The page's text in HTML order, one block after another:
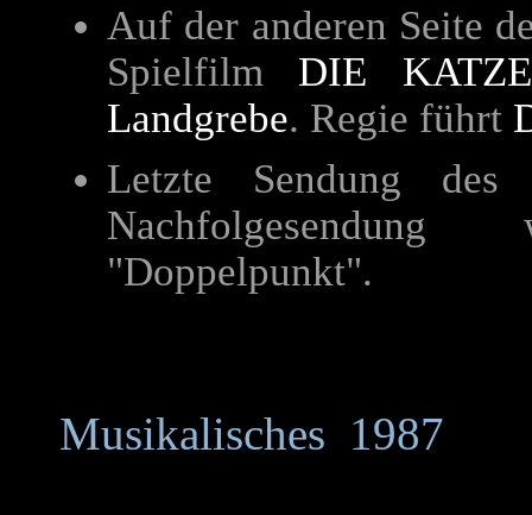
Auf der anderen Seite
Spielfilm DIE KATZE
Landgrebe. Regie führt
Letzte Sendung des
"Doppelpunkt".
Musikalisches 1987